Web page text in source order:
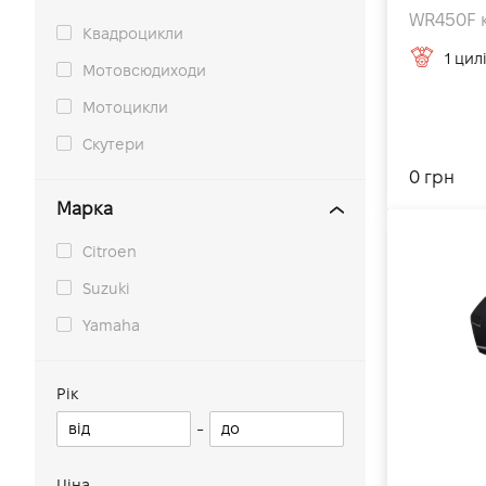
Квадроцикли
Мотовсюдиходи
Мотоцикли
Скутери
Марка
Citroen
Suzuki
Yamaha
Рік
-
WR450F
1
0 грн